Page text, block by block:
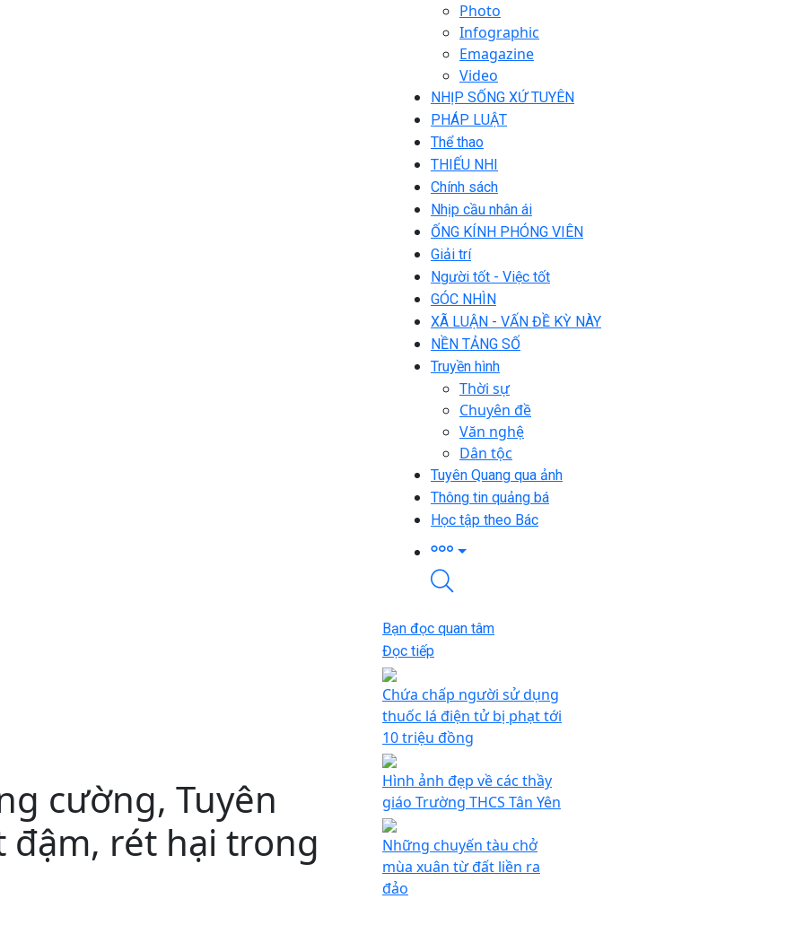
Photo
Infographic
Emagazine
Video
NHỊP SỐNG XỨ TUYÊN
PHÁP LUẬT
Thể thao
THIẾU NHI
Chính sách
Nhịp cầu nhân ái
ỐNG KÍNH PHÓNG VIÊN
Giải trí
Người tốt - Việc tốt
GÓC NHÌN
XÃ LUẬN - VẤN ĐỀ KỲ NÀY
NỀN TẢNG SỐ
Truyền hình
Thời sự
Chuyên đề
Văn nghệ
Dân tộc
Tuyên Quang qua ảnh
Thông tin quảng bá
Học tập theo Bác
cường, Tuyên
đậm, rét hại trong
Bạn đọc quan tâm
Đọc tiếp
Chứa chấp người sử dụng
thuốc lá điện tử bị phạt tới
10 triệu đồng
Hình ảnh đẹp về các thầy
giáo Trường THCS Tân Yên
Những chuyến tàu chở
mùa xuân từ đất liền ra
đảo